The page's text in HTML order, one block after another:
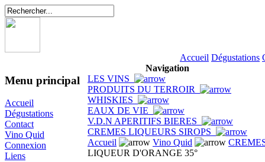
Accueil Dégustations
Menu principal
Accueil
Dégustations
Contact
Vino Quid
Connexion
Liens
Navigation
LES VINS
PRODUITS DU TERROIR
WHISKIES
EAUX DE VIE
V.D.N APERITIFS BIERES
CREMES LIQUEURS SIROPS
Accueil
Vino Quid
LIQUEUR D'ORANGE 35°